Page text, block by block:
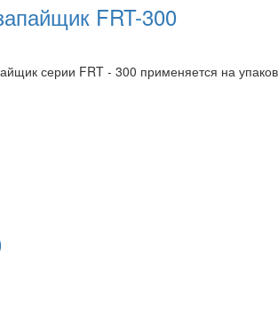
FRT-300
серии FRT - 300 применяется на